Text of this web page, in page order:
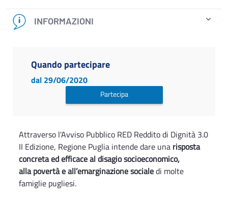
INFORMAZIONI
Quando partecipare
dal 29/06/2020
Partecipa
Attraverso l'Avviso Pubblico RED Reddito di Dignità 3.0
II Edizione, Regione Puglia intende dare una risposta
concreta ed efficace al disagio socioeconomico,
alla povertà e all’emarginazione socialedi molte
famiglie pugliesi.